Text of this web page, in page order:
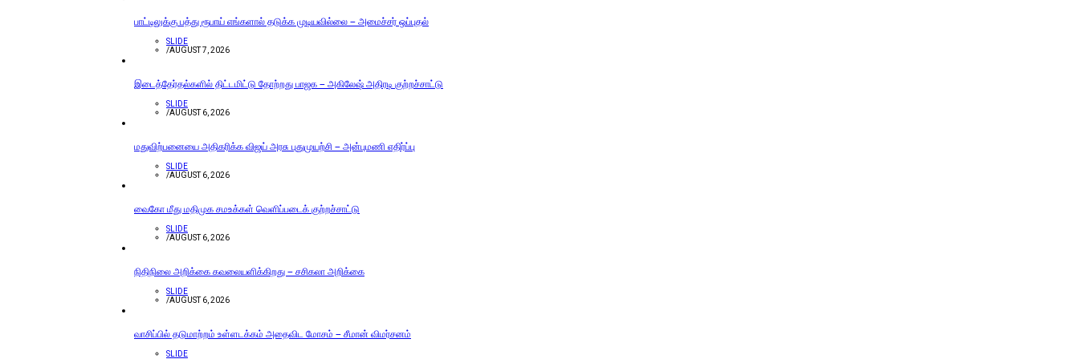
பாட்டிலுக்கு பத்து ரூபாய் எங்களால் தடுக்க முடியவில்லை – அமைச்சர் ஒப்புதல்
SLIDE
/AUGUST 7, 2026
இடைத்தேர்தல்களில் திட்டமிட்டு தோற்றது பாஜக – அகிலேஷ் அதிரடி குற்றச்சாட்டு
SLIDE
/AUGUST 6, 2026
மதுவிற்பனையை அதிகரிக்க விஜய் அரசு புதுமுயற்சி – அன்புமணி எதிர்ப்பு
SLIDE
/AUGUST 6, 2026
வைகோ மீது மதிமுக சமஉக்கள் வெளிப்படைக் குற்றச்சாட்டு
SLIDE
/AUGUST 6, 2026
நிதிநிலை அறிக்கை கவலையளிக்கிறது – சசிகலா அறிக்கை
SLIDE
/AUGUST 6, 2026
வாசிப்பில் தடுமாற்றம் உள்ளடக்கம் அதைவிட மோசம் – சீமான் விமர்சனம்
SLIDE